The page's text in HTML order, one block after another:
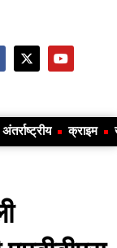
अंतर्राष्ट्रीय क्राइम